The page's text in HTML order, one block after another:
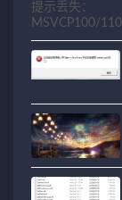
提示丢失：
MSVCP100/
关问题解决方法